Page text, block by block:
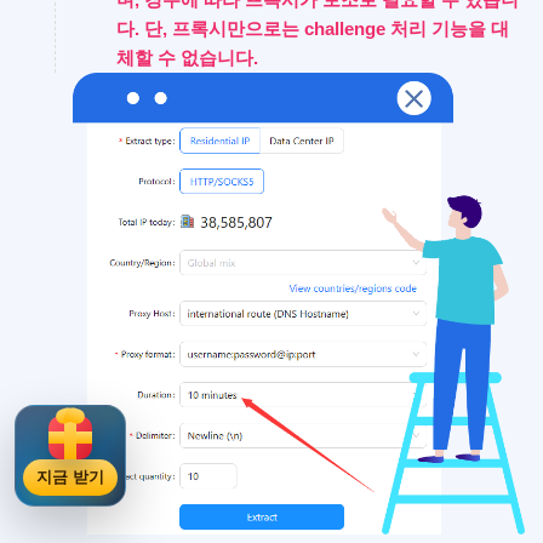
다. 단, 프록시만으로는 challenge 처리 기능을 대
체할 수 없습니다.
지금 받기